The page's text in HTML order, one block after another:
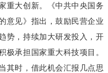
重大创新。
《中共中央国务
意见》指出，鼓励民营企业
势，持续加大研发投入，开
极承担国家重大科技项目。
其时，借此机会汇报几点思